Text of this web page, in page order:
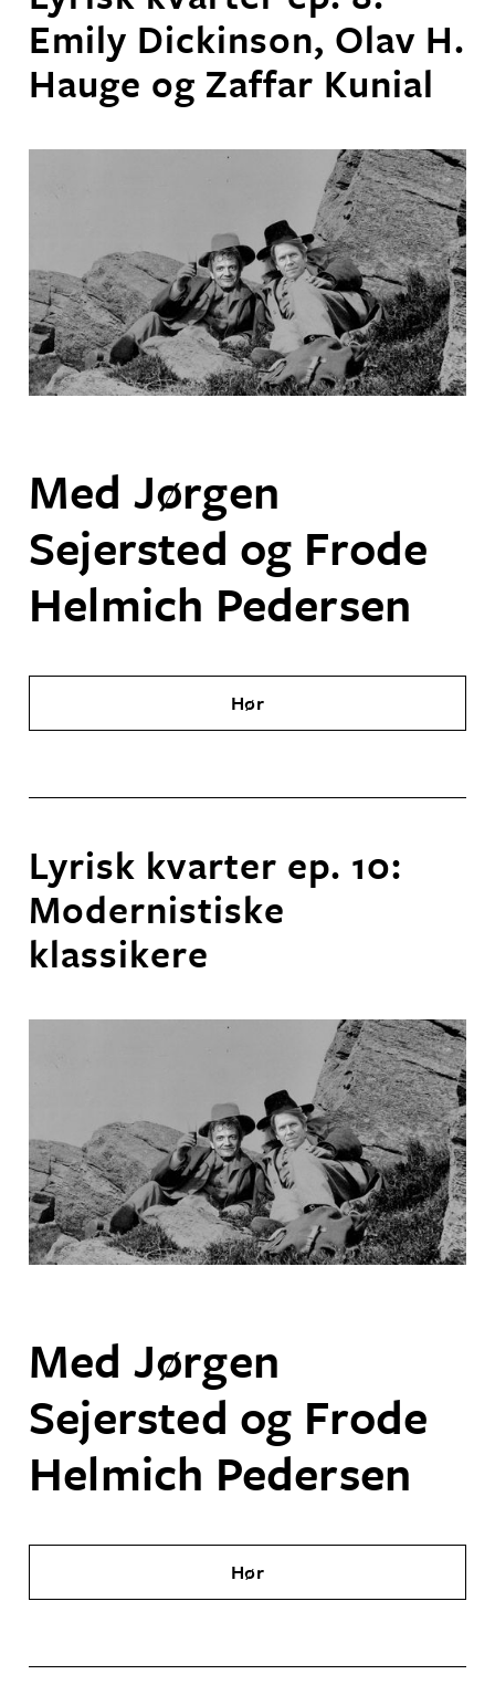
Emily Dickinson, Olav H.
Hauge og Zaffar Kunial
Med Jørgen
Sejersted og Frode
Helmich Pedersen
Hør
Lyrisk kvarter ep. 10:
Modernistiske
klassikere
Med Jørgen
Sejersted og Frode
Helmich Pedersen
Hør